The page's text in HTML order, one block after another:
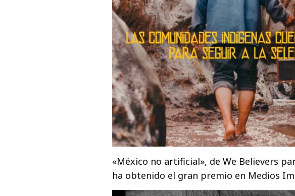
«México no artificial», de We Believers
ha obtenido el gran premio en Medios